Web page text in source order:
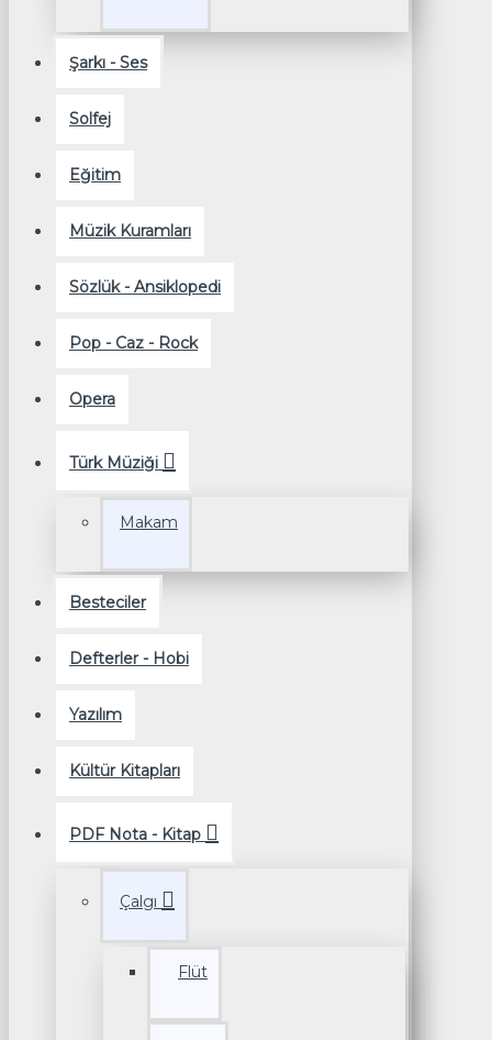
Şarkı - Ses
Solfej
Eğitim
Müzik Kuramları
Sözlük - Ansiklopedi
Pop - Caz - Rock
Opera
Türk Müziği
Makam
Besteciler
Defterler - Hobi
Yazılım
Kültür Kitapları
PDF Nota - Kitap
Çalgı
Flüt